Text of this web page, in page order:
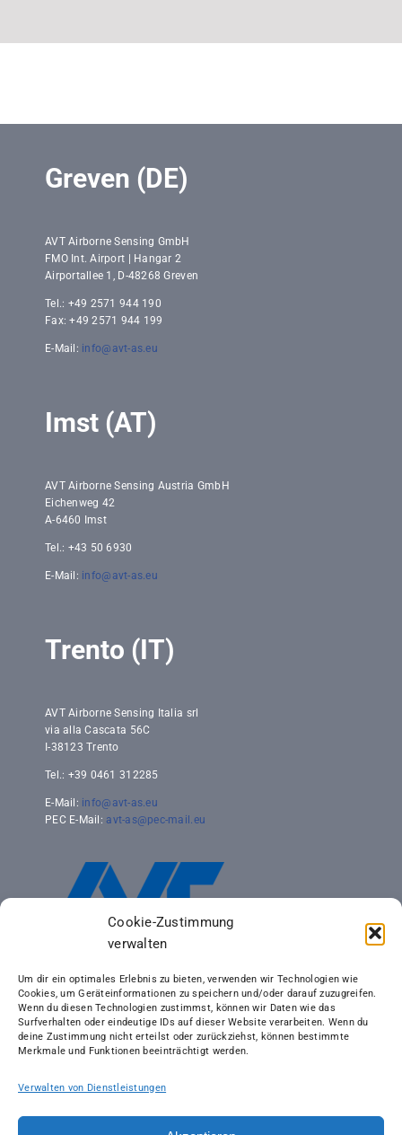
Cookie-Zustimmung
verwalten
Um dir ein optimales Erlebnis zu bieten, verwenden wir Technologien wie
Cookies, um Geräteinformationen zu speichern und/oder darauf zuzugreifen.
Wenn du diesen Technologien zustimmst, können wir Daten wie das
Surfverhalten oder eindeutige IDs auf dieser Website verarbeiten. Wenn du
deine Zustimmung nicht erteilst oder zurückziehst, können bestimmte
Merkmale und Funktionen beeinträchtigt werden.
Verwalten von Dienstleistungen
Greven (DE)
AVT Airborne Sensing GmbH
FMO Int. Airport | Hangar 2
Airportallee 1, D-48268 Greven
Tel.: +49 2571 944 190
Fax: +49 2571 944 199
E-Mail: info@avt-as.eu
Imst (AT)
AVT Airborne Sensing Austria GmbH
Eichenweg 42
A-6460 Imst
Tel.: +43 50 6930
E-Mail: info@avt-as.eu
Trento (IT)
AVT Airborne Sensing Italia srl
via alla Cascata 56C
I-38123 Trento
Tel.: +39 0461 312285
E-Mail: info@avt-as.eu
PEC E-Mail: avt-as@pec-mail.eu